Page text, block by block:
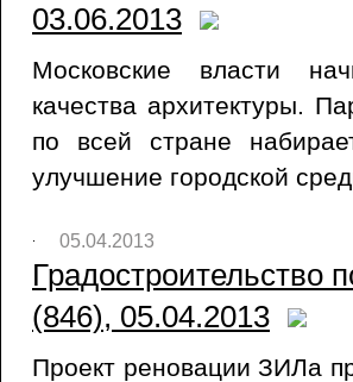
03.06.2013
Московские власти
качества архитектуры.
по всей стране
улучшение городской
05.04.2013
Градостроительство
(846), 05.04.2013
Проект реновации ЗИЛа